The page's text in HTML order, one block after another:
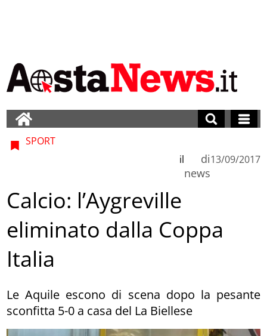
SPORT
di
news
il 13/09/2017
Calcio: l’Aygreville
eliminato dalla Coppa
Italia
Le Aquile escono di scena dopo la pesante
sconfitta 5-0 a casa del La Biellese